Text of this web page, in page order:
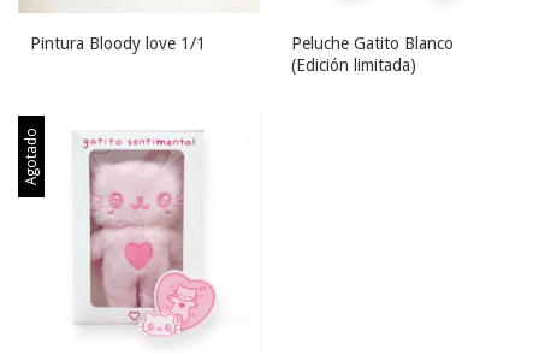
Pintura Bloody love 1/1
Peluche Gatito Blanco
(Edición limitada)
Agotado